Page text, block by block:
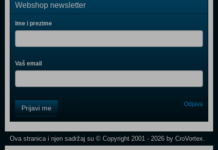
Webshop newsletter
Ime i prezime
Vaš email
Field
One
Prijavi me Odjava
Ova stranica i njen sadržaj su © Copyright 2001 - 2026 by CroVortex.